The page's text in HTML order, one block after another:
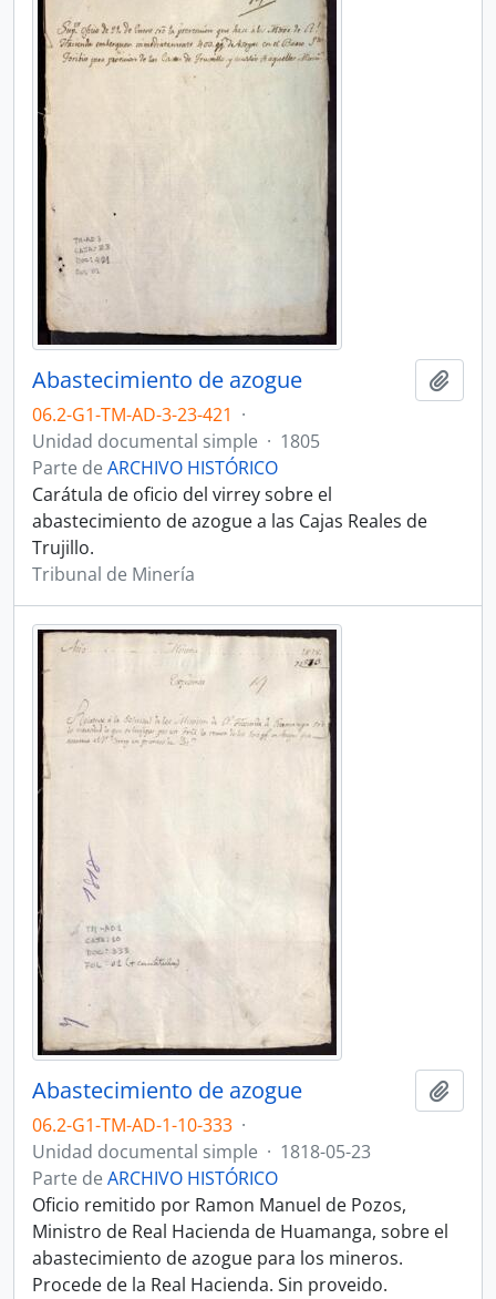
Abastecimiento de azogue
06.2-G1-TM-AD-3-23-421 ·
Unidad documental simple · 1805
Parte de ARCHIVO HISTÓRICO
Carátula de oficio del virrey sobre el
abastecimiento de azogue a las Cajas Reales de
Trujillo.
Tribunal de Minería
Abastecimiento de azogue
06.2-G1-TM-AD-1-10-333 ·
Unidad documental simple · 1818-05-23
Parte de ARCHIVO HISTÓRICO
Oficio remitido por Ramon Manuel de Pozos,
Ministro de Real Hacienda de Huamanga, sobre el
abastecimiento de azogue para los mineros.
Procede de la Real Hacienda. Sin proveido.